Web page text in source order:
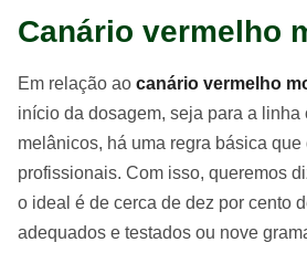
Canário vermelho
Em relação ao canário vermelho
início da dosagem, seja para a linha
melânicos, há uma regra básica
profissionais. Com isso, queremos
o ideal é de cerca de dez por cento
adequados e testados ou nove